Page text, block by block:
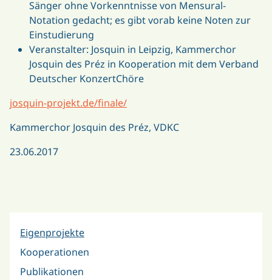
Sänger ohne Vorkenntnisse von Mensural-
Notation gedacht; es gibt vorab keine Noten zur
Einstudierung
Veranstalter: Josquin in Leipzig, Kammerchor
Josquin des Préz in Kooperation mit dem Verband
Deutscher KonzertChöre
josquin-projekt.de/finale/
Kammerchor Josquin des Préz, VDKC
23.06.2017
Eigenprojekte
Kooperationen
Publikationen